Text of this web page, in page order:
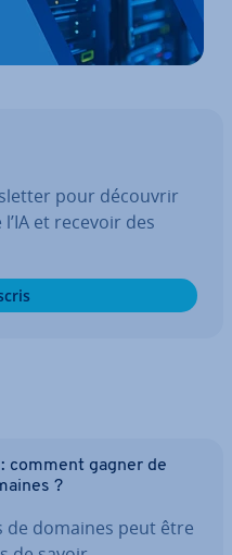
pour découvrir
et recevoir des
comment gagner de
?
de domaines peut être